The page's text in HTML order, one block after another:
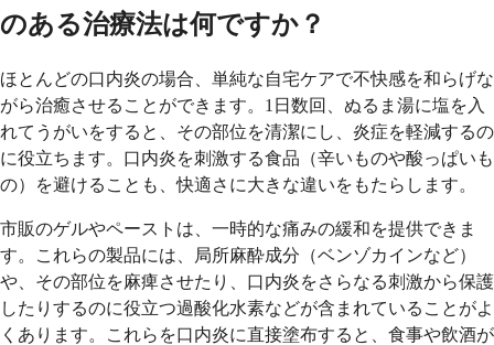
のある治療法は何ですか？
ほとんどの口内炎の場合、単純な自宅ケアで不快感を和らげな
がら治癒させることができます。1日数回、ぬるま湯に塩を入
れてうがいをすると、その部位を清潔にし、炎症を軽減するの
に役立ちます。口内炎を刺激する食品（辛いものや酸っぱいも
の）を避けることも、快適さに大きな違いをもたらします。
市販のゲルやペーストは、一時的な痛みの緩和を提供できま
す。これらの製品には、局所麻酔成分（ベンゾカインなど）
や、その部位を麻痺させたり、口内炎をさらなる刺激から保護
したりするのに役立つ過酸化水素などが含まれていることがよ
くあります。これらを口内炎に直接塗布すると、食事や飲酒が